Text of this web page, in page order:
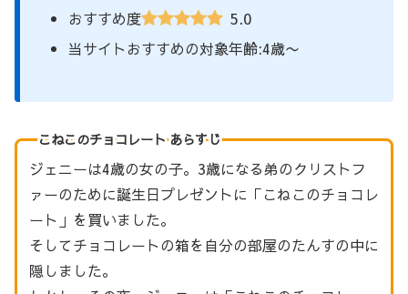
おすすめ度 5.0
当サイトおすすめの対象年齢:4歳〜
こねこのチョコレート あらすじ
ジェニーは4歳の女の子。3歳になる弟のクリストフ
ァーのために誕生日プレゼントに「こねこのチョコレ
ート」を買いました。
そしてチョコレートの箱を自分の部屋のたんすの中に
隠しました。